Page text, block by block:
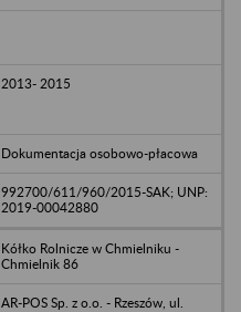
2013- 2015
Dokumentacja osobowo-płacowa
992700/611/960/2015-SAK; UNP:
2019-00042880
Kółko Rolnicze w Chmielniku -
Chmielnik 86
AR-POS Sp. z o.o. - Rzeszów, ul.